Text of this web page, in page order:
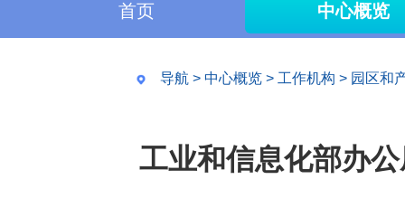
首页 中心概览
导航 > 中心概览 > 工作机构 > 园区和
工业和信息化部办